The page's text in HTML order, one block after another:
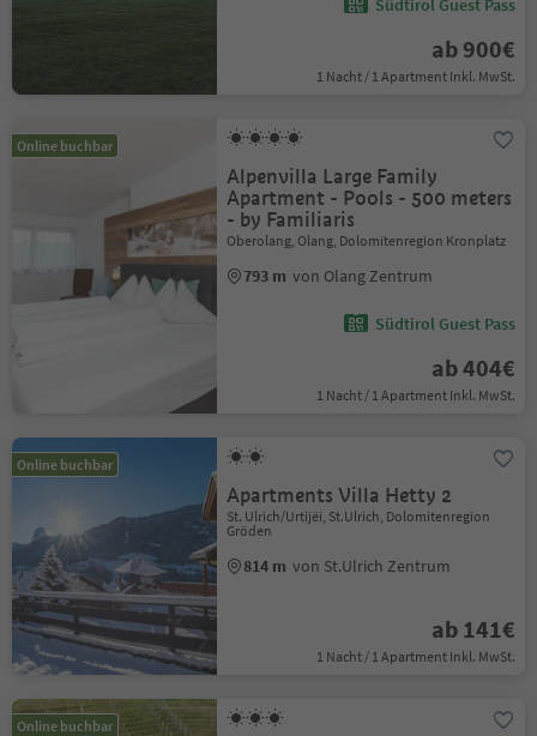
Südtirol Guest Pass
ab 900€
1 Nacht / 1 Apartment Inkl. MwSt.
Online buchbar
Alpenvilla Large Family
Apartment - Pools - 500 meters
- by Familiaris
Oberolang, Olang, Dolomitenregion Kronplatz
793 m von Olang Zentrum
Südtirol Guest Pass
ab 404€
1 Nacht / 1 Apartment Inkl. MwSt.
Online buchbar
Apartments Villa Hetty 2
St. Ulrich/Urtijëi, St.Ulrich, Dolomitenregion
Gröden
814 m von St.Ulrich Zentrum
ab 141€
1 Nacht / 1 Apartment Inkl. MwSt.
Online buchbar